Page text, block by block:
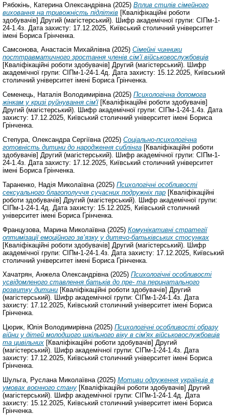
Рябокінь, Катерина Олександрівна (2025) Вплив стилів сімейного
виховання на тривожність підлітків [Кваліфікаційні роботи
здобувачів] Другий (магістерський). Шифр академічної групи: СІПм-1-
24-1.4з. Дата захисту: 17.12.2025, Київський столичний університет
імені Бориса Грінченка.
Самсонова, Анастасія Михайлівна(2025) Сімейні чинники
посттравматичного зростання членів сім’ї військовослужбовців
[Кваліфікаційні роботи здобувачів] Другий (магістерський). Шифр
академічної групи: СІПм-1-24-1.4д. Дата захисту: 15.12.2025, Київський
столичний університет імені Бориса Грінченка.
Семенець, Наталія Володимирівна(2025) Психологічна допомога
жінкам у кризі руйнування сім'ї[Кваліфікаційні роботи здобувачів]
Другий (магістерський). Шифр академічної групи: СІПм-1-24-1.4з. Дата
захисту: 17.12.2025, Київський столичний університет імені Бориса
Грінченка.
Степура, Олександра Сергіївна(2025) Соціально-психологічна
готовність дитини до народження сиблінга [Кваліфікаційні роботи
здобувачів] Другий (магістерський). Шифр академічної групи: СІПм-1-
24-1.4з. Дата захисту: 17.12.2025, Київський столичний університет
імені Бориса Грінченка.
Тараненко, Надія Миколаївна (2025) Психологічні особливості
сексуального благополуччя сучасних подружніх пар [Кваліфікаційні
роботи здобувачів] Другий (магістерський). Шифр академічної групи:
СІПм-1-24-1.4д. Дата захисту: 15.12.2025, Київський столичний
університет імені Бориса Грінченка.
Французова, Марина Миколаївна (2025) Комунікативні стратегії
оптимізації емоційного зв’язку у дитячо-батьківських стосунках
[Кваліфікаційні роботи здобувачів] Другий (магістерський). Шифр
академічної групи: СІПм-1-24-1.4з. Дата захисту: 17.12.2025, Київський
столичний університет імені Бориса Грінченка.
Хачатрян, Анжела Олександрівна(2025) Психологічні особливості
усвідомленого ставлення батьків до пре- та перинатального
розвитку дитини [Кваліфікаційні роботи здобувачів] Другий
(магістерський). Шифр академічної групи: СІПм-1-24-1.4з. Дата
захисту: 17.12.2025, Київський столичний університет імені Бориса
Грінченка.
Цюрик, Юлія Володимирівна(2025) Психологічні особливості образу
війни у дітей молодшого шкільного віку в сім'ях військовослужбовців
та цивільних [Кваліфікаційні роботи здобувачів] Другий
(магістерський). Шифр академічної групи: СІПм-1-24-1.4з. Дата
захисту: 17.12.2025, Київський столичний університет імені Бориса
Грінченка.
Шульга, Руслана Миколаївна(2025) Мотиви одруження українців в
умовах воєнного стану [Кваліфікаційні роботи здобувачів] Другий
(магістерський). Шифр академічної групи: СІПм-1-24-1.4д. Дата
захисту: 15.12.2025, Київський столичний університет імені Бориса
Грінченка.